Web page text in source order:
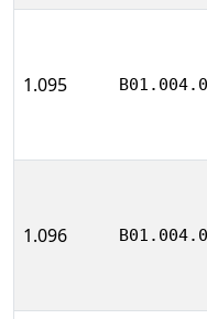
1.095
1.096